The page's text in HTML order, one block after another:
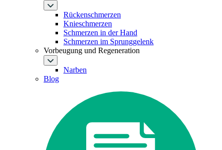
Rückenschmerzen
Knieschmerzen
Schmerzen in der Hand
Schmerzen im Sprunggelenk
Vorbeugung und Regeneration
Narben
Blog